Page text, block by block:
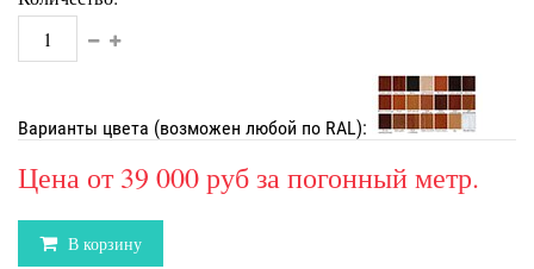
Варианты цвета (возможен любой по RAL):
Цена от39 000 рубза погонный метр.
В корзину